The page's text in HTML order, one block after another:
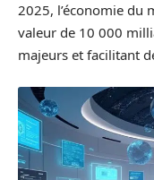
2025, l’économie du
valeur de 10 000
majeurs et facilitant